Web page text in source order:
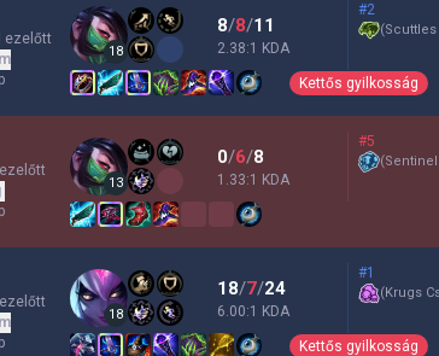
ezelőtt
18
8/8/11
2.38:1 KDA
#2
(Scuttles
Kettős gyilkosság
13
0/6/8
1.33:1 KDA
#5
(
18
18/7/24
6.00:1 KDA
#1
(Krugs
Kettős gyilkosság